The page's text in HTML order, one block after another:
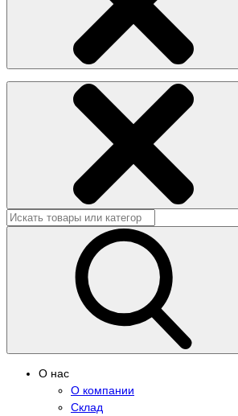
О нас
О компании
Склад